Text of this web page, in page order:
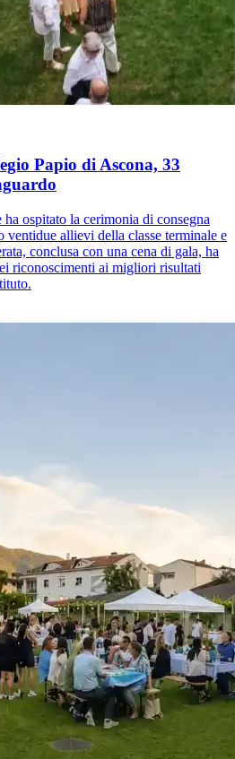
Papio di Ascona, 33
ospitato la cerimonia di consegna
allievi della classe terminale e
conclusa con una cena di gala, ha
riconoscimenti ai migliori risultati